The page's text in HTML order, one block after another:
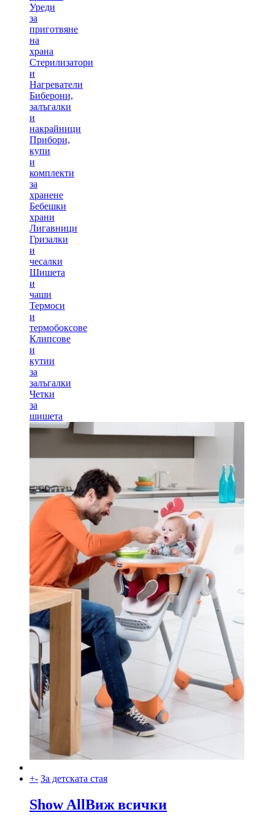
Уреди
за
приготвяне
на
храна
Стерилизатори
и
Нагреватели
Биберони,
залъгалки
и
накрайници
Прибори,
купи
и
комплекти
за
хранене
Бебешки
храни
Лигавници
Гризалки
и
чесалки
Шишета
и
чаши
Термоси
и
термобоксове
Клипсове
и
кутии
за
залъгалки
Четки
за
шишета
+- За детската стая
Show AllВиж всички